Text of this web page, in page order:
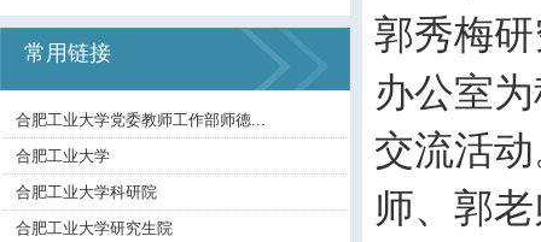
常用链接
合肥工业大学党委教师工作部师德...
合肥工业大学
合肥工业大学科研院
合肥工业大学研究生院
郭秀梅
办公室
交流活
师、郭